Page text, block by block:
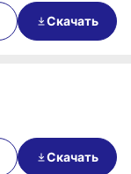
Скачать
Скачать